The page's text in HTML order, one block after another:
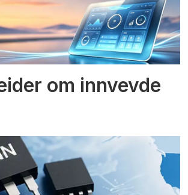
om innvevde